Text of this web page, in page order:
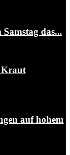
das...
Kraut
auf hohem